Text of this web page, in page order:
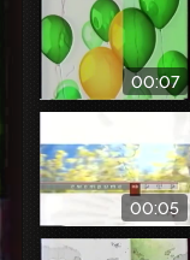
00:07
00:05